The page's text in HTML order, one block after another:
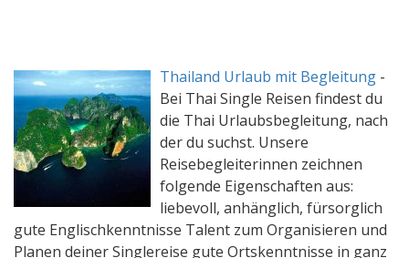
Thailand Urlaub mit Begleitung -
Bei Thai Single Reisen findest du
die Thai Urlaubsbegleitung, nach
der du suchst. Unsere
Reisebegleiterinnen zeichnen
folgende Eigenschaften aus:
liebevoll, anhänglich, fürsorglich
gute Englischkenntnisse Talent zum Organisieren und
Planen deiner Singlereise gute Ortskenntnisse in ganz